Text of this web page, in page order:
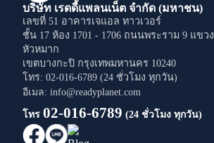
บริษัท เรดดี้แพลนเน็ต จำกัด (มหาชน)
เลขที่ 51 อาคารเจแอล ทาวเวอร์
ชั้น 17 ห้อง 1701 - 1706 ถนนพระราม 9 แขวง
หัวหมาก
เขตบางกะปิ กรุงเทพมหานคร 10240
โทร: 02-016-6789 (24 ชั่วโมง ทุกวัน)
อีเมล: info@readyplanet.com
โทร 02-016-6789 (24 ชั่วโมง ทุกวัน)